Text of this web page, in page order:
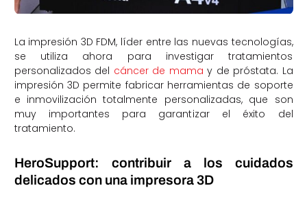
La impresión 3D FDM, líder entre las nuevas tecnologías,
se utiliza ahora para investigar tratamientos
personalizados del cáncer de mama y de próstata. La
impresión 3D permite fabricar herramientas de soporte
e inmovilización totalmente personalizadas, que son
muy importantes para garantizar el éxito del
tratamiento.
HeroSupport: contribuir a los cuidados
delicados con una impresora 3D